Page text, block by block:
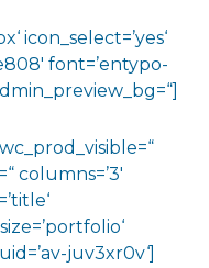
icon_select=’yes‘
font=’entypo-
columns=’3′
juv3xr0v‘]